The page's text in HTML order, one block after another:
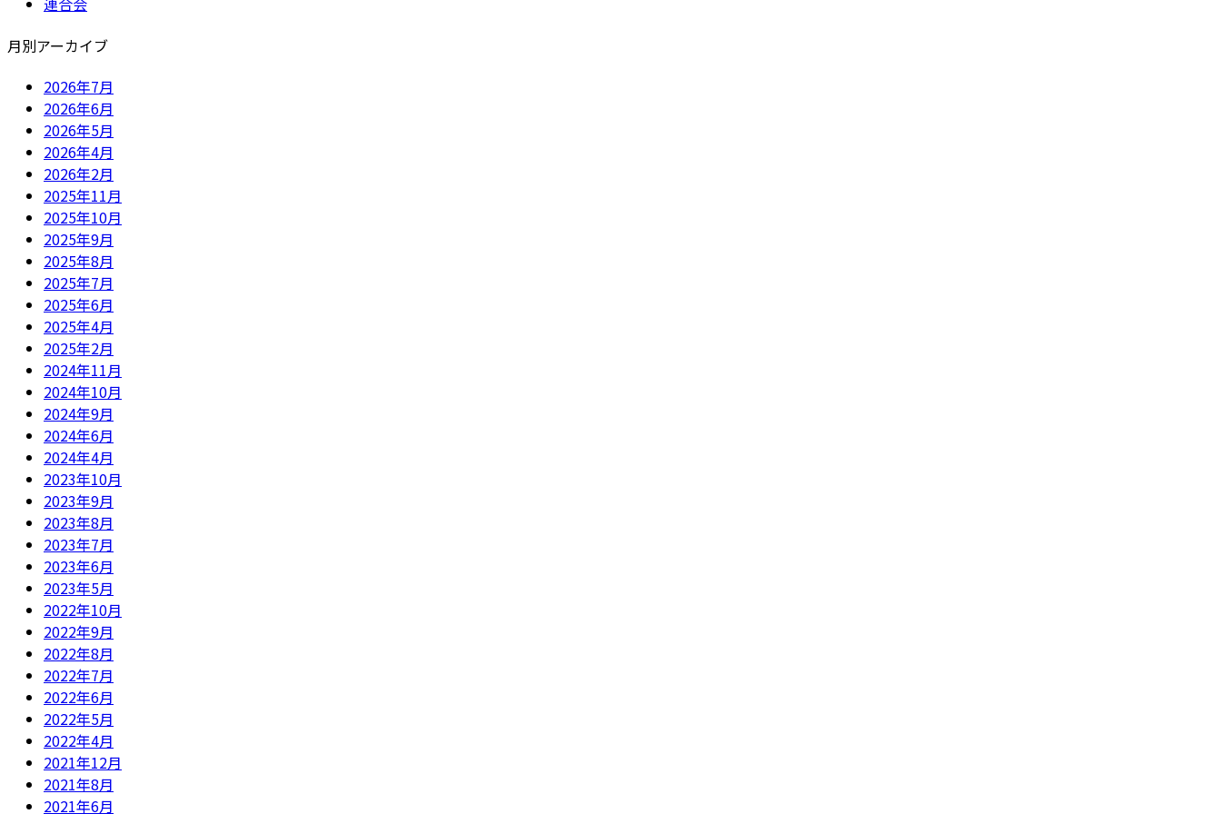
月別アーカイブ
2026年7月
2026年6月
2026年5月
2026年4月
2026年2月
2025年11月
2025年10月
2025年9月
2025年8月
2025年7月
2025年6月
2025年4月
2025年2月
2024年11月
2024年10月
2024年9月
2024年6月
2024年4月
2023年10月
2023年9月
2023年8月
2023年7月
2023年6月
2023年5月
2022年10月
2022年9月
2022年8月
2022年7月
2022年6月
2022年5月
2022年4月
2021年12月
2021年8月
2021年6月